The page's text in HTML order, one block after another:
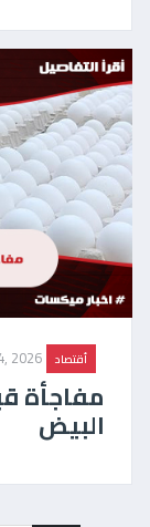
أقتصاد 2026
مفاجأة
البيض